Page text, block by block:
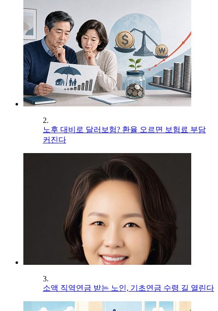
2.
노후 대비로 달러보험? 환율 오르면 보험료 부담
커진다
3.
소액 직역연금 받는 노인, 기초연금 수령 길 열린다